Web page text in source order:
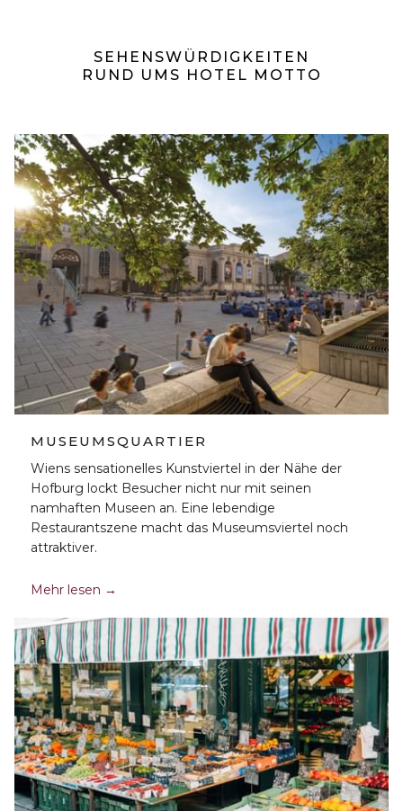
SEHENSWÜRDIGKEITEN
RUND UMS HOTEL MOTTO
MUSEUMSQUARTIER
Wiens sensationelles Kunstviertel in der Nähe der
Hofburg lockt Besucher nicht nur mit seinen
namhaften Museen an. Eine lebendige
Restaurantszene macht das Museumsviertel noch
attraktiver.
Mehr lesen